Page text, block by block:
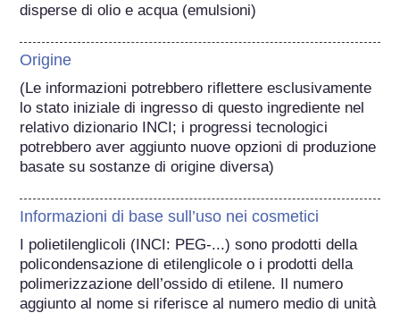
disperse di olio e acqua (emulsioni)
Origine
(Le informazioni potrebbero riflettere esclusivamente
lo stato iniziale di ingresso di questo ingrediente nel
relativo dizionario INCI; i progressi tecnologici
potrebbero aver aggiunto nuove opzioni di produzione
basate su sostanze di origine diversa)
Informazioni di base sull’uso nei cosmetici
I polietilenglicoli (INCI: PEG-...) sono prodotti della
policondensazione di etilenglicole o i prodotti della
polimerizzazione dell’ossido di etilene. Il numero
aggiunto al nome si riferisce al numero medio di unità